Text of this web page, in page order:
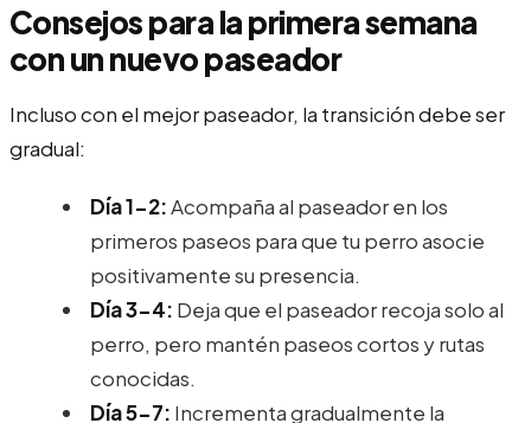
Consejos para la primera semana
con un nuevo paseador
Incluso con el mejor paseador, la transición debe ser
gradual:
Día 1-2:Acompaña al paseador en los
primeros paseos para que tu perro asocie
positivamente su presencia.
Día 3-4: Deja que el paseador recoja solo al
perro, pero mantén paseos cortos y rutas
conocidas.
Día 5-7: Incrementa gradualmente la